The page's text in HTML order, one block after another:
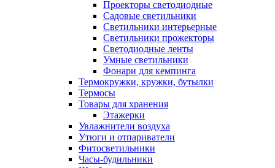
Проекторы светодиодные
Садовые светильники
Светильники интерьерные
Светильники прожекторы
Светодиодные ленты
Умные светильники
Фонари для кемпинга
Термокружки, кружки, бутылки
Термосы
Товары для хранения
Этажерки
Увлажнители воздуха
Утюги и отпариватели
Фитосветильники
Часы-будильники